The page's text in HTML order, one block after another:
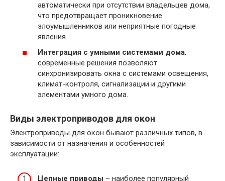
автоматически при отсутствии владельцев дома,
что предотвращает проникновение
злоумышленников или неприятные погодные
явления.
Интеграция с умными системами дома:
современные решения позволяют
синхронизировать окна с системами освещения,
климат-контроля, сигнализации и другими
элементами умного дома.
Виды электроприводов для окон
Электроприводы для окон бывают различных типов, в
зависимости от назначения и особенностей
эксплуатации:
Цепные приводы – наиболее популярный